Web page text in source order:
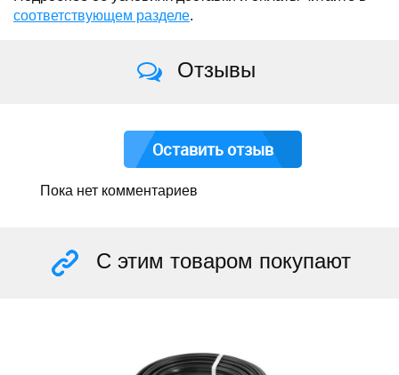
соответствующем разделе.
Отзывы
Оставить отзыв
Пока нет комментариев
С этим товаром покупают